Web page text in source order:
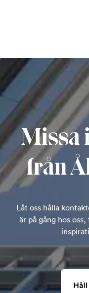
Missa
från
Låt oss hålla
är på gång hos